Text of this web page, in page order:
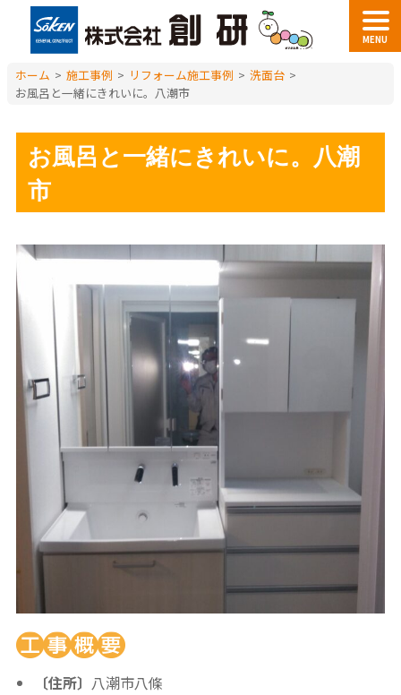
MENU
ホーム > 施工事例 > リフォーム施工事例 > 洗面台 >
お風呂と一緒にきれいに。八潮市
お風呂と一緒にきれいに。八潮
市
〔住所〕 八潮市八條